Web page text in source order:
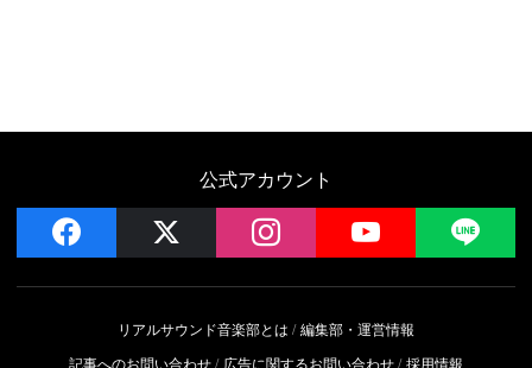
公式アカウント
facebook instagram YouTube
リアルサウンド音楽部とは
編集部・運営情報
記事へのお問い合わせ
広告に関するお問い合わせ 採用情報